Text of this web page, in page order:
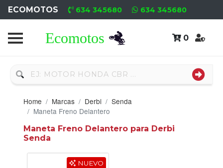
ECOMOTOS 634 345680 634 345680
0
Home
Usado
Neumáticos
Campa
Motores
Home Marcas Derbi
Senda
Maneta Freno Delantero
Maneta Freno Delantero para Derbi
Senda
NUEVO